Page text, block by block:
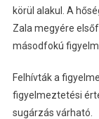
körül alakul. A
Zala megyére
másodfokú
Felhívták a
figyelmeztetési
sugárzás várható.